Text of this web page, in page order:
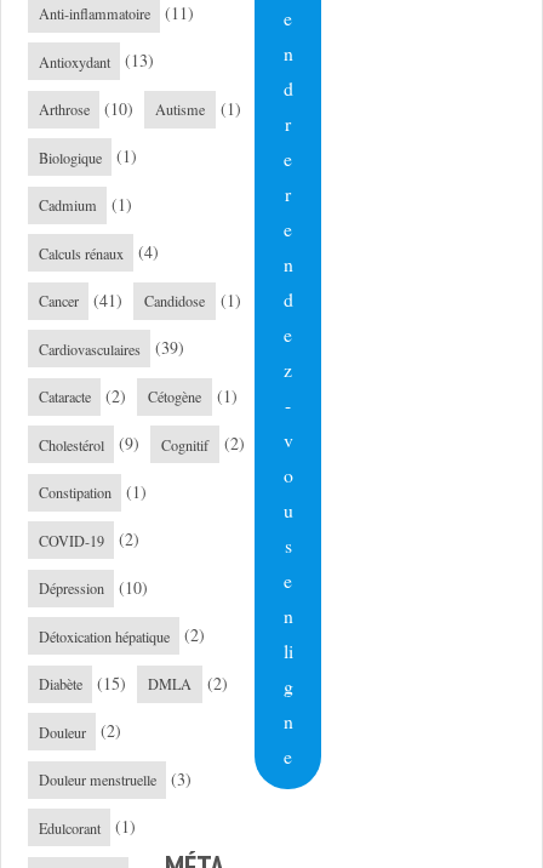
Anti-inflammatoire (11)
Antioxydant (13)
Arthrose (10) Autisme (1)
Biologique (1)
Cadmium (1)
Calculs rénaux (4)
Cancer (41) Candidose (1)
Cardiovasculaires (39)
Cataracte (2) Cétogène (1)
Cholestérol (9) Cognitif (2)
Constipation (1)
COVID-19 (2)
Dépression (10)
Détoxication hépatique (2)
Diabète (15) DMLA (2)
Douleur (2)
Douleur menstruelle (3)
Edulcorant (1)
e
n
d
r
e
r
e
n
d
e
z
-
v
o
u
s
e
n
li
g
n
e